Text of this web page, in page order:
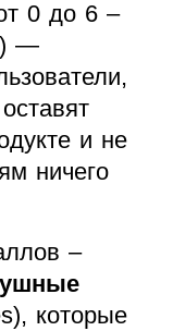
0 до 6 –
—
и не
ничего
–
которые